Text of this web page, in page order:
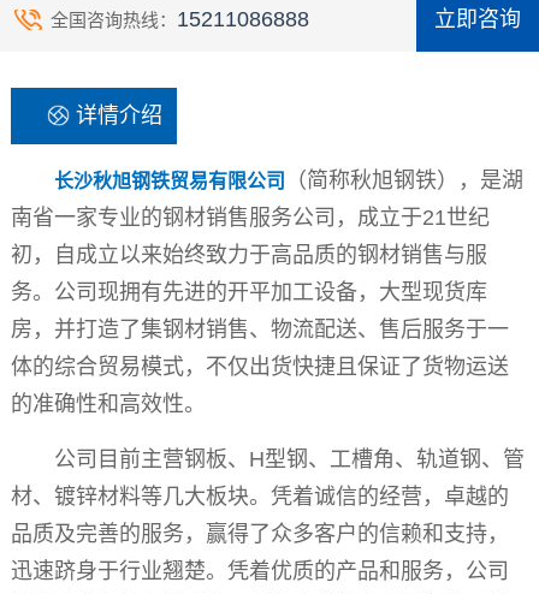
全国咨询热线： 15211086888 立即咨询
详情介绍
长沙秋旭钢铁贸易有限公司
（简称秋旭钢铁），是湖
南省一家专业的钢材销售服务公司，成立于21世纪
初，自成立以来始终致力于高品质的钢材销售与服
务。公司现拥有先进的开平加工设备，大型现货库
房，并打造了集钢材销售、物流配送、售后服务于一
体的综合贸易模式，不仅出货快捷且保证了货物运送
的准确性和高效性。
公司目前主营钢板、H型钢、工槽角、轨道钢、管
材、镀锌材料等几大板块。凭着诚信的经营，卓越的
品质及完善的服务，赢得了众多客户的信赖和支持，
迅速跻身于行业翘楚。凭着优质的产品和服务，公司